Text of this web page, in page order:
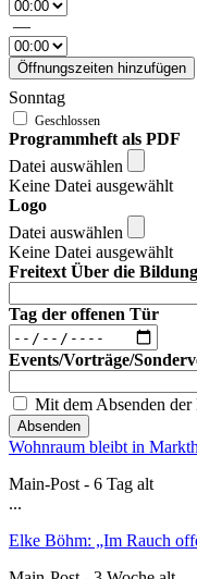
—
Öffnungszeiten hinzufügen
Sonntag
Programmheft als PDF
Datei auswählen
Keine Datei ausgewählt
Logo
Datei auswählen
Keine Datei ausgewählt
Freitext Über die
Tag der offenen Tür
Events/Vorträge/
Mit dem Absenden
Absenden
Wohnraum bleibt in
Main-Post - 6 Tag alt
...
Elke Böhm: „Im Rauch